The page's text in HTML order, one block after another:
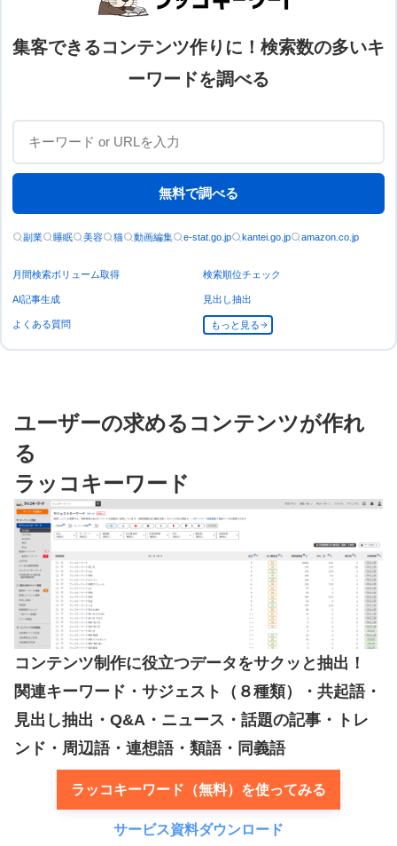
集客できるコンテンツ作りに！検索数の多いキ
ーワードを調べる
無料で調べる
副業 睡眠 美容 猫 動画編集 e-stat.go.jp kantei.go.jp amazon.co.jp
月間検索ボリューム取得 検索順位チェック
AI記事生成 見出し抽出
よくある質問 もっと見る
ユーザーの求めるコンテンツが作れ
る
ラッコキーワード
コンテンツ制作に役立つデータをサクッと抽出！
関連キーワード・サジェスト（８種類）・共起語・
見出し抽出・Q&A・ニュース・話題の記事・トレ
ンド・周辺語・連想語・類語・同義語
ラッコキーワード（無料）を使ってみる
サービス資料ダウンロード